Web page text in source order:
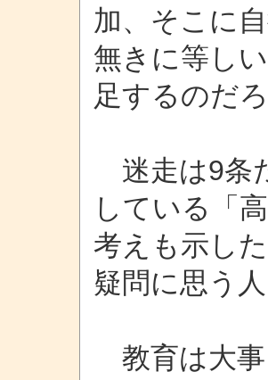
加、そこに
無きに等し
足するのだろ
迷走は9条
している「
考えも示し
疑問に思う
教育は大事